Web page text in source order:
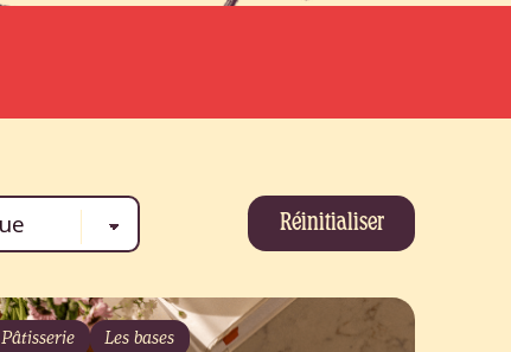
Réinitialiser
Pâtisserie Les bases